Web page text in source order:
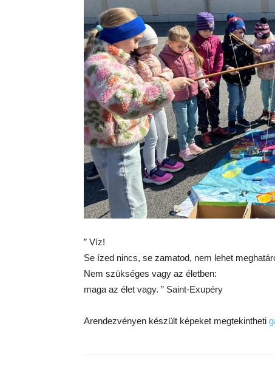
” Víz!
Se ízed nincs, se zamatod, nem lehet
Nem szükséges vagy az életben:
maga az élet vagy. ” Saint-Exupéry
Arendezvényen készült képeket megtekintheti